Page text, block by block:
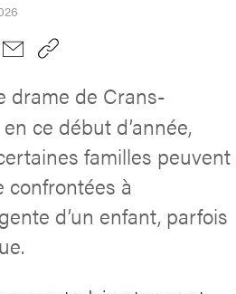
drame de Crans-
ce début d’année,
familles peuvent
confrontées à
d’un enfant, parfois